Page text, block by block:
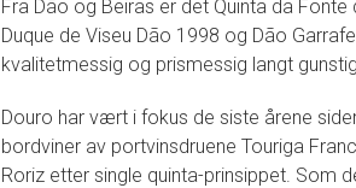
Fra Dão og Beiras er det Quinta da
Duque de Viseu Dão 1998 og Dão
kvalitetmessig og prismessig langt
Douro har vært i fokus de siste årene
bordviner av portvinsdruene Touriga
Roriz etter single quinta-prinsippet. Som